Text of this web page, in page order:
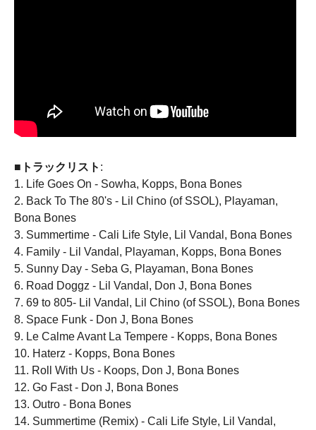
■トラックリスト :
1. Life Goes On - Sowha, Kopps, Bona Bones
2. Back To The 80's - Lil Chino (of SSOL), Playaman,
Bona Bones
3. Summertime - Cali Life Style, Lil Vandal, Bona Bones
4. Family - Lil Vandal, Playaman, Kopps, Bona Bones
5. Sunny Day - Seba G, Playaman, Bona Bones
6. Road Doggz - Lil Vandal, Don J, Bona Bones
7. 69 to 805- Lil Vandal, Lil Chino (of SSOL), Bona Bones
8. Space Funk - Don J, Bona Bones
9. Le Calme Avant La Tempere - Kopps, Bona Bones
10. Haterz - Kopps, Bona Bones
11. Roll With Us - Koops, Don J, Bona Bones
12. Go Fast - Don J, Bona Bones
13. Outro - Bona Bones
14. Summertime (Remix) - Cali Life Style, Lil Vandal,